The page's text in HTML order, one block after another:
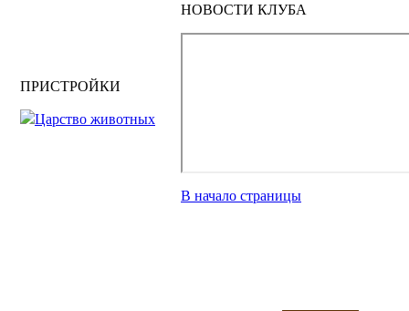
ПРИСТРОЙКИ
Царство животных
НОВОСТИ КЛУБА
В начало страницы